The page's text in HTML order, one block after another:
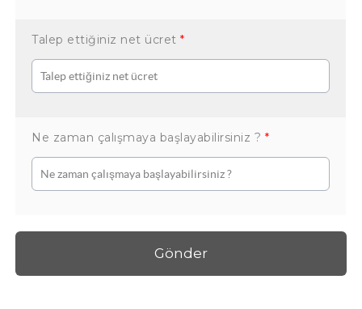
Talep ettiğiniz net ücret*
Ne zaman çalışmaya başlayabilirsiniz ? *
Gönder